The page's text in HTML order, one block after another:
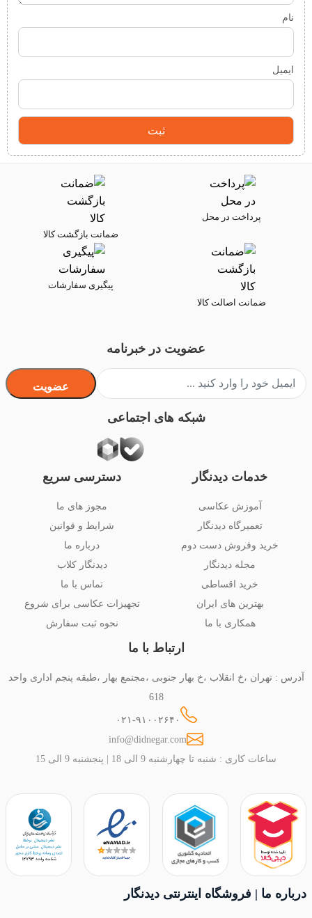
نام
ایمیل
پرداخت در محل
ضمانت بازگشت کالا
ضمانت اصالت کالا
پیگیری سفارشات
خدمات دیدنگار
آموزش عکاسی
تعمیرگاه دیدنگار
خرید وفروش دست دوم
مجله دیدنگار
خرید اقساطی
بهترین های ایران
همکاری با ما
دسترسی سریع
مجوز های ما
شرایط و قوانین
درباره ما
دیدنگار کلاب
تماس با ما
تجهیزات عکاسی برای شروع
نحوه ثبت سفارش
ارتباط با ما
آدرس : تهران ،خ انقلاب ،خ بهار جنوبی ،مجتمع بهار ،طبقه پنجم اداری واحد
618
۰۲۱-۹۱۰۰۲۶۴۰
info@didnegar.com
ساعات کاری : شنبه تا چهارشنبه 9 الی 18 | پنجشنبه 9 الی 15
عضویت در خبرنامه
عضویت
شبکه های اجتماعی
درباره ما | فروشگاه اینترنتی دیدنگار